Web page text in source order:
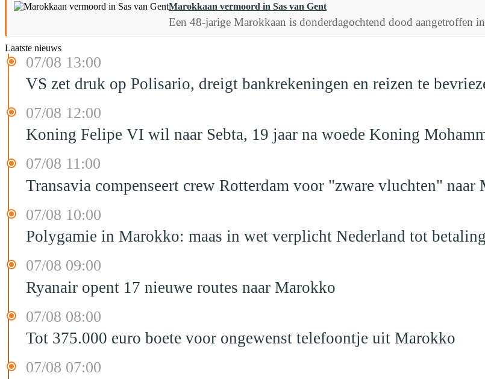
Marokkaan vermoord in Sas van Gent
Een 48-jarige Marokkaan is donderdagochtend dood aangetroffen
Laatste nieuws
07/08 13:00
VS zet druk op Polisario, dreigt bankrekeningen en reizen te
07/08 12:00
Koning Felipe VI wil naar Sebta, 19 jaar na woede Koning
07/08 11:00
Transavia compenseert crew Rotterdam voor "zware vluchten" naar
07/08 10:00
Polygamie in Marokko: maas in wet verplicht Nederland tot
07/08 09:00
Ryanair opent 17 nieuwe routes naar Marokko
07/08 08:00
Tot 375.000 euro boete voor ongewenst telefoontje uit Marokko
07/08 07:00